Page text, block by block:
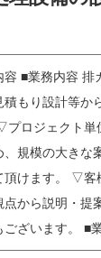
容 ■業務内容 排
積もり設計等か
プロジェクト単
、規模の大きな
頂けます。 ▽客
点から説明・提
ございます。 ■